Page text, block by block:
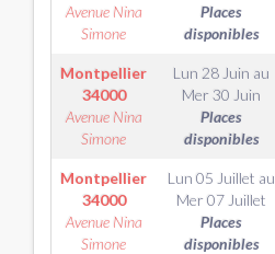
Avenue Nina
Simone
Places
disponibles
Montpellier
34000
Avenue Nina
Simone
Lun 28 Juin au
Mer 30 Juin
Places
disponibles
Montpellier
34000
Avenue Nina
Simone
Lun 05 Juillet au
Mer 07 Juillet
Places
disponibles